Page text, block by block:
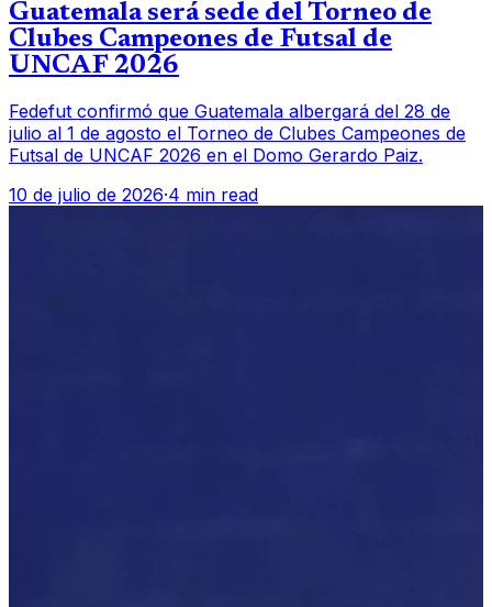
Guatemala será sede del Torneo de
Clubes Campeones de Futsal de
UNCAF 2026
Fedefut confirmó que Guatemala albergará del 28 de
julio al 1 de agosto el Torneo de Clubes Campeones de
Futsal de UNCAF 2026 en el Domo Gerardo Paiz.
10 de julio de 2026·4 min read